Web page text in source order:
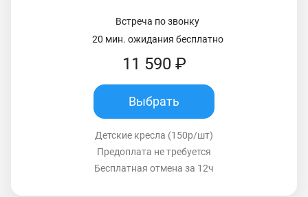
Встреча по звонку
20 мин. ожидания бесплатно
11 590 ₽
Выбрать
Детские кресла (150р/шт)
Предоплата не требуется
Бесплатная отмена за 12ч